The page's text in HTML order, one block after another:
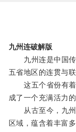
九州连破解版
九州连是中国传
五省地区的连贯与联
这五个省份有着
成了一个充满活力的
从古至今，九州
区域，蕴含着丰富